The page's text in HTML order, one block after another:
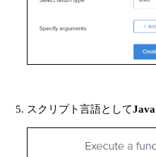
スクリプト言語としてJava